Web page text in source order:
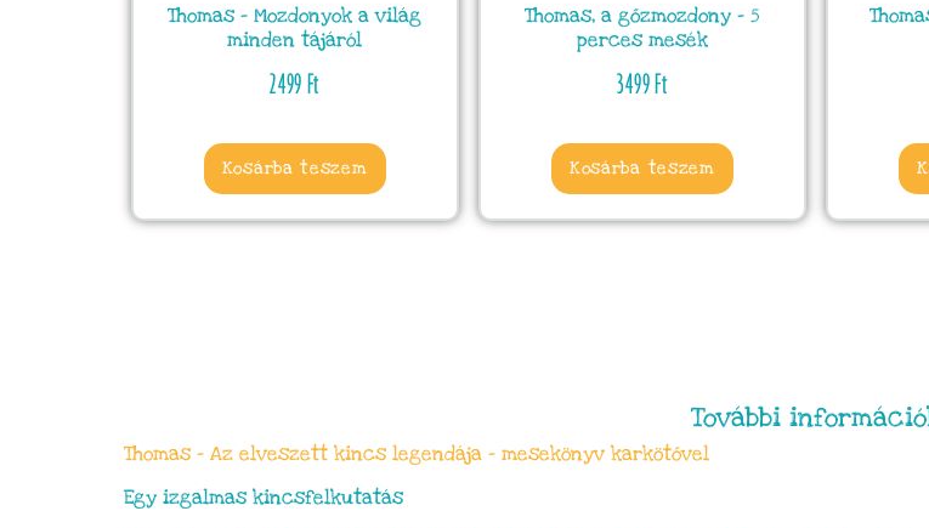
Thomas – Mozdonyok a világ
minden tájáról
2499Ft
Kosárba teszem
Thomas, a gőzmozdony – 5
perces mesék
3499Ft
Kosárba teszem
További
Thomas – Az elveszett kincs legendája – mesekönyv karkötővel
Egy izgalmas kincsfelkutatás